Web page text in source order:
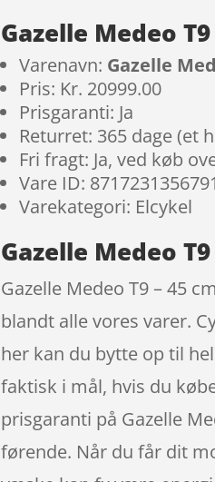
Gazelle Medeo
Varenavn: Gazelle
Pris: Kr. 20999.00
Prisgaranti: Ja
Returret: 365 dage (et
Fri fragt: Ja, ved køb
Vare ID: 8717231356791
Varekategori: Elcykel
Gazelle Medeo
Gazelle Medeo T9 – 45
blandt alle vores varer.
her kan du bytte op til
faktisk i mål, hvis du
prisgaranti på Gazelle
førende. Når du får dit